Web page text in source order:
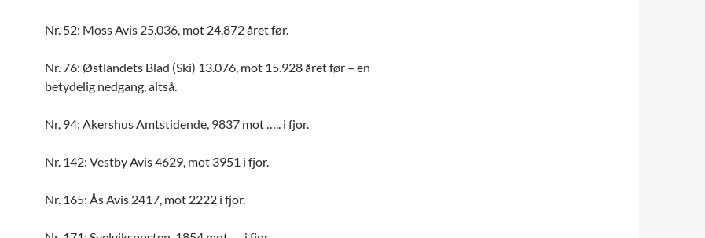
Nr. 52: Moss Avis 25.036, mot 24.872 året før.
Nr. 76: Østlandets Blad (Ski) 13.076, mot 15.928 året før – en
betydelig nedgang, altså.
Nr, 94: Akershus Amtstidende, 9837 mot ….. i fjor.
Nr. 142: Vestby Avis 4629, mot 3951 i fjor.
Nr. 165: Ås Avis 2417, mot 2222 i fjor.